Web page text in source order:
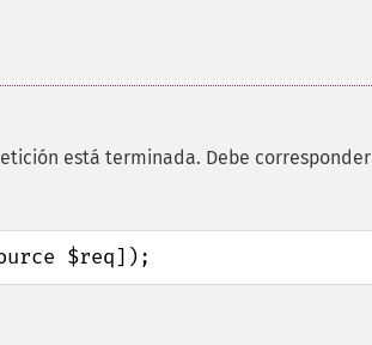
está terminada. Debe corresponder
$req]);